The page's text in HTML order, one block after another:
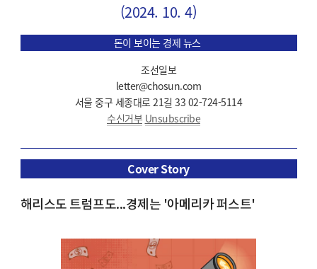
(2024. 10. 4)
돈이 보이는 경제 뉴스
조선일보
letter@chosun.com
서울 중구 세종대로 21길 33 02-724-5114
수신거부 Unsubscribe
Cover Story
해리스도 트럼프도...경제는 '아메리카 퍼스트'